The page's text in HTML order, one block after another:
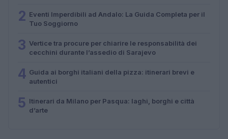
2 Eventi Imperdibili ad Andalo: La Guida Completa per il
Tuo Soggiorno
3 Vertice tra procure per chiarire le responsabilità dei
cecchini durante l’assedio di Sarajevo
4 Guida ai borghi italiani della pizza: itinerari brevi e
autentici
5 Itinerari da Milano per Pasqua: laghi, borghi e città
d’arte